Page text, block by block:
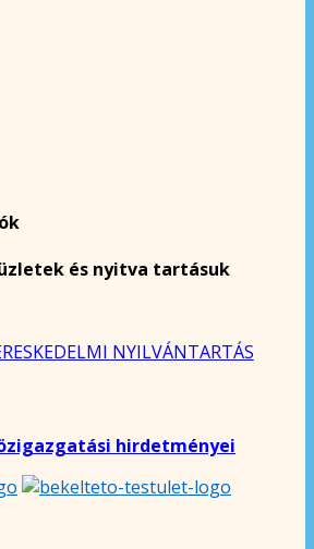
és nyitva tartásuk
NYILVÁNTARTÁS
hirdetményei